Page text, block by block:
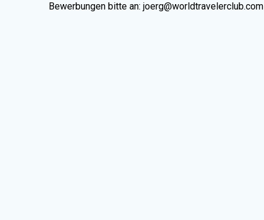
Bewerbungen bitte an: joerg@worldtravelerclub.com